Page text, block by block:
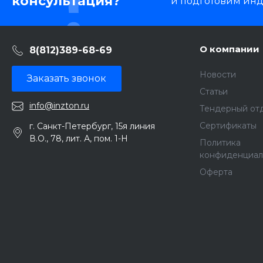
8(812)389-68-69
Заказать звонок
info@inzton.ru
г. Санкт-Петербург, 15я линия
В.О., 78, лит. А, пом. 1-Н
О компании
Новости
Статьи
Тендерный
Сертификаты
Политика
Оферта